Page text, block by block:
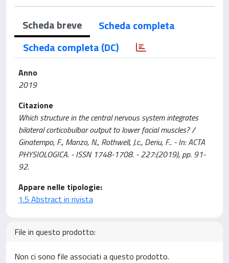
Scheda breve
Scheda completa
Scheda completa (DC)
Anno
2019
Citazione
Which structure in the central nervous system integrates
bilateral corticobulbar output to lower facial muscles? /
Ginatempo, F., Manzo, N., Rothwell, J.c., Deriu, F.. - In: ACTA
PHYSIOLOGICA. - ISSN 1748-1708. - 227:(2019), pp. 91-
92.
Appare nelle tipologie:
1.5 Abstract in rivista
File in questo prodotto:
Non ci sono file associati a questo prodotto.